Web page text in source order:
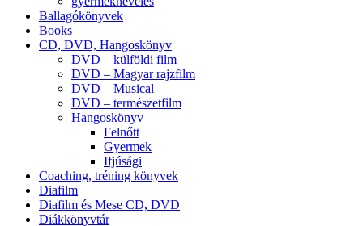
Ballagókönyvek
Books
CD, DVD, Hangoskönyv
DVD – külföldi film
DVD – Magyar rajzfilm
DVD – Musical
DVD – természetfilm
Hangoskönyv
Felnőtt
Gyermek
Ifjúsági
Coaching, tréning könyvek
Diafilm
Diafilm és Mese CD, DVD
Diákkönyvtár